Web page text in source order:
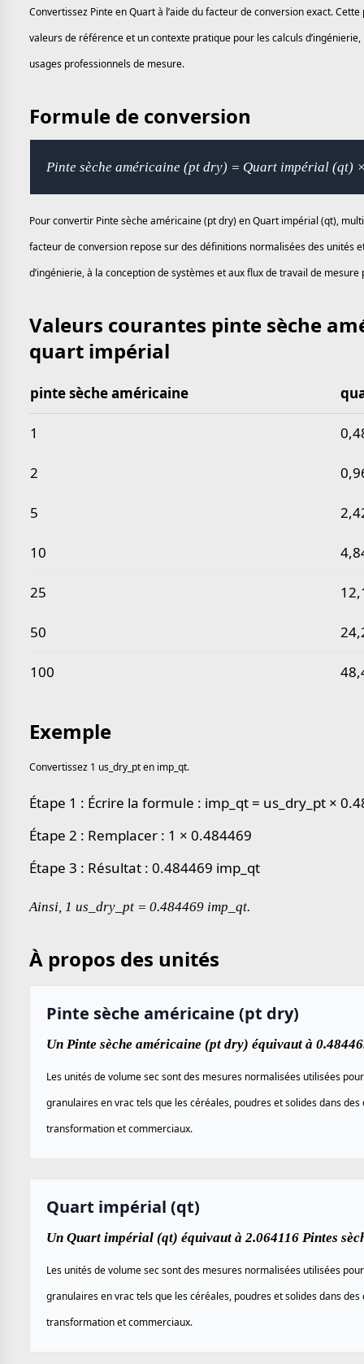
Convertissez Pinte en Quart à l’aide du facteur de conversion exact.
valeurs de référence et un contexte pratique pour les calculs
usages professionnels de mesure.
Formule de conversion
Pinte sèche américaine (pt dry) = Quart impérial (qt)
Pour convertir Pinte sèche américaine (pt dry) en Quart impérial (qt),
facteur de conversion repose sur des définitions normalisées des unités
d’ingénierie, à la conception de systèmes et aux flux de travail de mesure
Valeurs courantes pinte sèche
quart impérial
Valeurs courantes pinte sèche américaine en
pinte sèche américaine
1
2
5
10
25
50
100
Exemple
Convertissez 1 us_dry_pt en imp_qt.
Étape 1 : Écrire la formule : imp_qt = us_dry_pt ×
Étape 2 : Remplacer : 1 × 0.484469
Étape 3 : Résultat : 0.484469 imp_qt
Ainsi, 1 us_dry_pt = 0.484469 imp_qt.
À propos des unités
Pinte sèche américaine (pt dry)
Un Pinte sèche américaine (pt dry) équivaut à
Les unités de volume sec sont des mesures normalisées utilisées
granulaires en vrac tels que les céréales, poudres et solides dans
transformation et commerciaux.
Quart impérial (qt)
Un Quart impérial (qt) équivaut à 2.064116 Pintes
Les unités de volume sec sont des mesures normalisées utilisées
granulaires en vrac tels que les céréales, poudres et solides dans
transformation et commerciaux.